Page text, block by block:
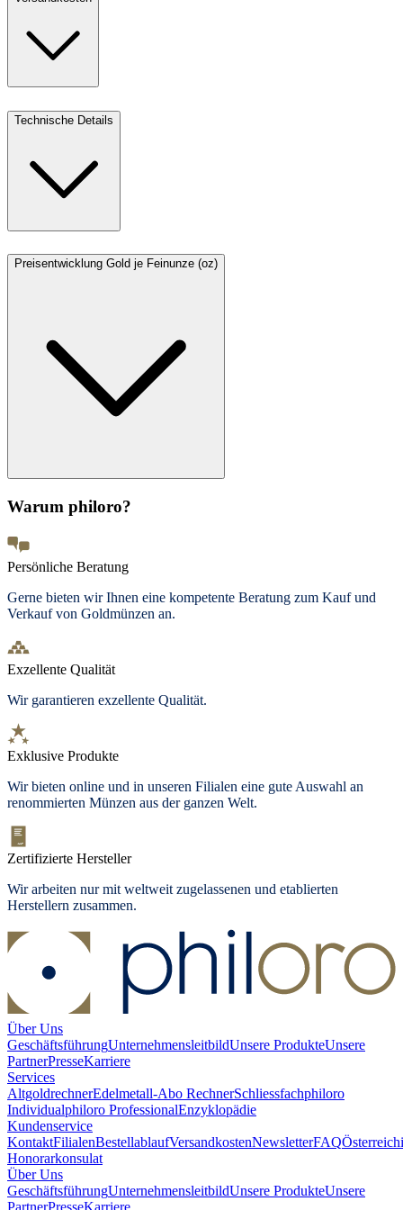
Technische Details
Preisentwicklung Gold je Feinunze (oz)
Warum philoro?
Persönliche Beratung
Gerne bieten wir Ihnen eine kompetente Beratung zum Kauf und
Verkauf von Goldmünzen an.
Exzellente Qualität
Wir garantieren exzellente Qualität.
Exklusive Produkte
Wir bieten online und in unseren Filialen eine gute Auswahl an
renommierten Münzen aus der ganzen Welt.
Zertifizierte Hersteller
Wir arbeiten nur mit weltweit zugelassenen und etablierten
Herstellern zusammen.
Über Uns
GeschäftsführungUnternehmensleitbildUnsere ProdukteUnsere
PartnerPresseKarriere
Services
AltgoldrechnerEdelmetall-Abo RechnerSchliessfachphiloro
Individualphiloro ProfessionalEnzyklopädie
Kundenservice
KontaktFilialenBestellablaufVersandkostenNewsletterFAQ
Honorarkonsulat
Über Uns
GeschäftsführungUnternehmensleitbildUnsere ProdukteUnsere